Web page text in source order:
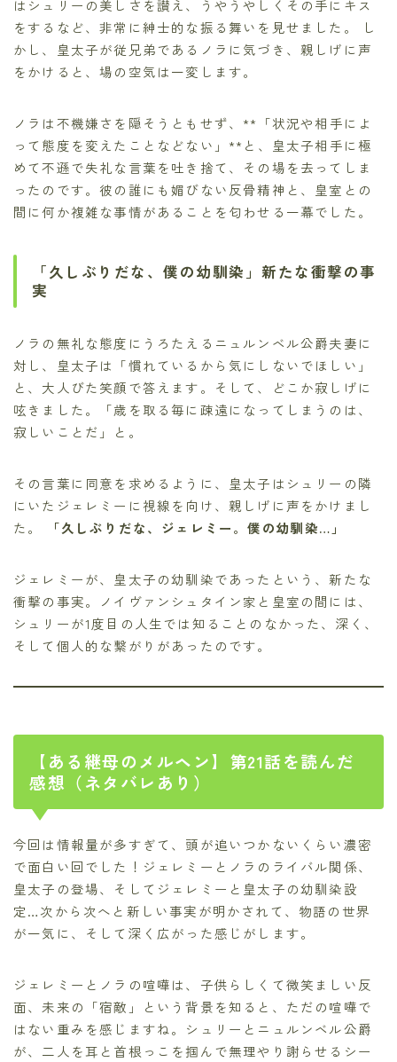
はシュリーの美しさを讃え、うやうやしくその手にキス
をするなど、非常に紳士的な振る舞いを見せました。 し
かし、皇太子が従兄弟であるノラに気づき、親しげに声
をかけると、場の空気は一変します。
ノラは不機嫌さを隠そうともせず、**「状況や相手によ
って態度を変えたことなどない」**と、皇太子相手に極
めて不遜で失礼な言葉を吐き捨て、その場を去ってしま
ったのです。彼の誰にも媚びない反骨精神と、皇室との
間に何か複雑な事情があることを匂わせる一幕でした。
「久しぶりだな、僕の幼馴染」新たな衝撃の事
実
ノラの無礼な態度にうろたえるニュルンベル公爵夫妻に
対し、皇太子は「慣れているから気にしないでほしい」
と、大人びた笑顔で答えます。そして、どこか寂しげに
呟きました。「歳を取る毎に疎遠になってしまうのは、
寂しいことだ」と。
その言葉に同意を求めるように、皇太子はシュリーの隣
にいたジェレミーに視線を向け、親しげに声をかけまし
た。
「久しぶりだな、ジェレミー。僕の幼馴染…」
ジェレミーが、皇太子の幼馴染であったという、新たな
衝撃の事実。ノイヴァンシュタイン家と皇室の間には、
シュリーが1度目の人生では知ることのなかった、深く、
そして個人的な繋がりがあったのです。
【ある継母のメルヘン】第21話を読んだ
感想（ネタバレあり）
今回は情報量が多すぎて、頭が追いつかないくらい濃密
で面白い回でした！ジェレミーとノラのライバル関係、
皇太子の登場、そしてジェレミーと皇太子の幼馴染設
定…次から次へと新しい事実が明かされて、物語の世界
が一気に、そして深く広がった感じがします。
ジェレミーとノラの喧嘩は、子供らしくて微笑ましい反
面、未来の「宿敵」という背景を知ると、ただの喧嘩で
はない重みを感じますね。シュリーとニュルンベル公爵
が、二人を耳と首根っこを掴んで無理やり謝らせるシー